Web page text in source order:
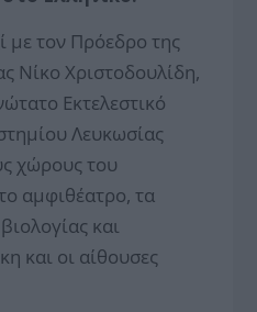
τον Πρόεδρο της
Νίκο Χριστοδουλίδη,
Εκτελεστικό
Λευκωσίας
χώρους του
αμφιθέατρο, τα
και
και οι αίθουσες